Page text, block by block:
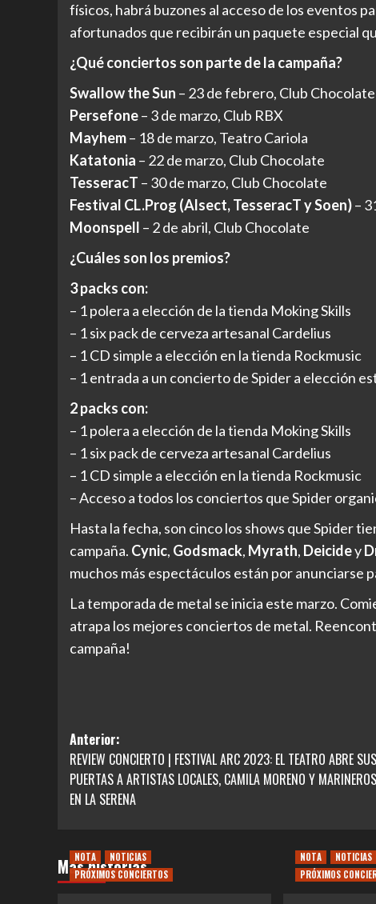
físicos, habrá buzones al acceso de los eventos
afortunados que recibirán un paquete especial
¿Qué conciertos son parte de la campaña?
Swallow the Sun – 23 de febrero, Club Chocolate
Persefone– 3 de marzo, Club RBX
Mayhem– 18 de marzo, Teatro Cariola
Katatonia – 22 de marzo, Club Chocolate
TesseracT – 30 de marzo, Club Chocolate
Festival CL.Prog (Alsect, TesseracT y Soen)–
Moonspell – 2 de abril, Club Chocolate
¿Cuáles son los premios?
3 packs con:
– 1 polera a elección de la tienda Moking Skills
– 1 six pack de cerveza artesanal Cardelius
– 1 CD simple a elección en la tienda Rockmusic
– 1 entrada a un concierto de Spider a elección
2 packs con:
– 1 polera a elección de la tienda Moking Skills
– 1 six pack de cerveza artesanal Cardelius
– 1 CD simple a elección en la tienda Rockmusic
– Acceso a todos los conciertos que Spider
Hasta la fecha, son cinco los shows que Spider
campaña. Cynic, Godsmack, Myrath, Deicidey
muchos más espectáculos están por anunciarse
La temporada de metal se inicia este marzo.
atrapa los mejores conciertos de metal.
campaña!
Navegación
de
entradas
Anterior:
REVIEW CONCIERTO | FESTIVAL ARC 2023: EL TEATRO ABRE SUS
PUERTAS A ARTISTAS LOCALES, CAMILA MORENO Y MARINEROS
EN LA SERENA
Más historias
NOTA
NOTICIAS
PRÓXIMOS CONCIERTOS
NOTA
NOTICIAS
PRÓXIMOS